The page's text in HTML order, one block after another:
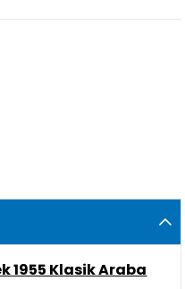
1955 Klasik Araba